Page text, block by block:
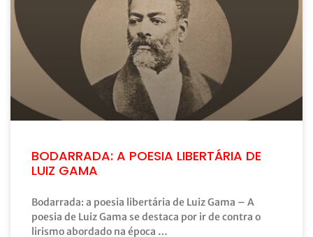
BODARRADA: A POESIA LIBERTÁRIA DE
LUIZ GAMA
Bodarrada: a poesia libertária de Luiz Gama – A
poesia de Luiz Gama se destaca por ir de contra o
lirismo abordado na época …